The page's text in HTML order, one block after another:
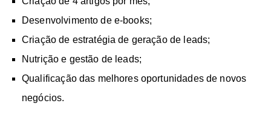
Desenvolvimento de e-books;
Criação de estratégia de geração de leads;
Nutrição e gestão de leads;
Qualificação das melhores oportunidades de novos
negócios.